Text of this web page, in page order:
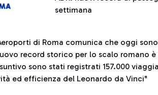
settimana
di Roma comunica che oggi
record storico per lo scalo romano
sono stati registrati 157.000
ed efficienza del Leonardo da Vinci"